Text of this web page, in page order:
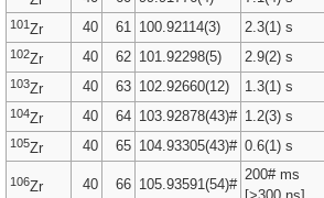
101 Zr 40 61 100.92114(3) 2.3(1) s
102Zr 40 62 101.92298(5) 2.9(2) s
103Zr 40 63 102.92660(12) 1.3(1) s
104Zr 40 64 103.92878(43)# 1.2(3) s
105Zr 40 65 104.93305(43)# 0.6(1) s
106Zr 40 66 105.93591(54)#
200# ms